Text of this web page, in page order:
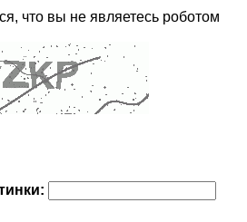
что вы не являетесь роботом